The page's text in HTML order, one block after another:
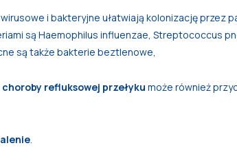
i bakteryjne ułatwiają kolonizację przez
są Haemophilus influenzae, Streptococcus
są także bakterie beztlenowe,
refluksowej przełyku może również
.